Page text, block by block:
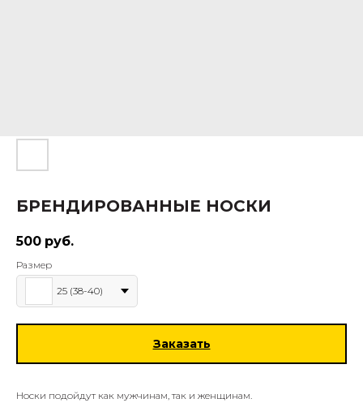
БРЕНДИРОВАННЫЕ НОСКИ
500 руб.
Размер
25 (38-40)
Заказать
Носки подойдут как мужчинам, так и женщинам.